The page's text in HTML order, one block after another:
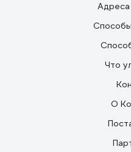
Адреса
Что
О